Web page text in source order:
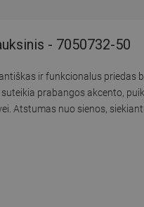
- 7050732-50
ir funkcionalus
prabangos akcento,
Atstumas nuo sienos,